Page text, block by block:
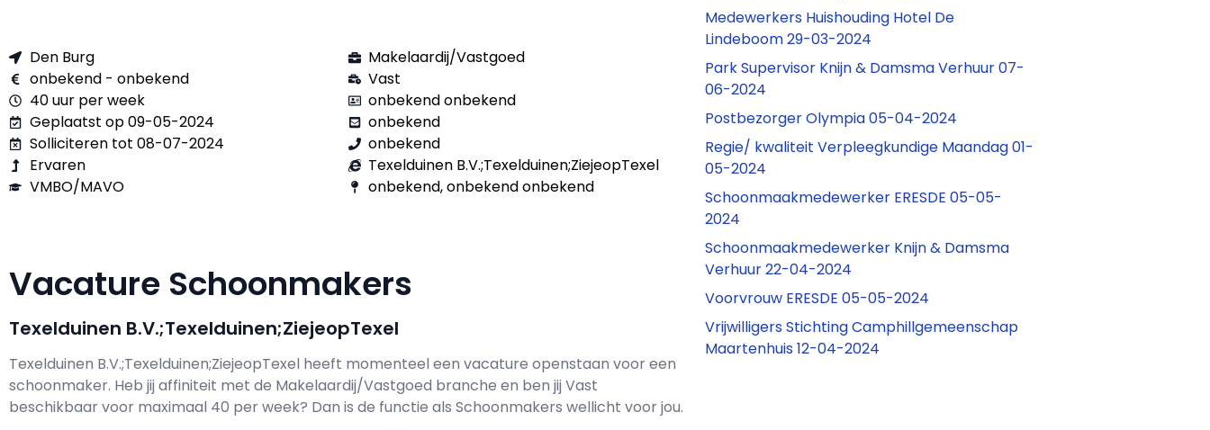
Den Burg
onbekend - onbekend
40 uur per week
Geplaatst op 09-05-2024
Solliciteren tot 08-07-2024
Ervaren
VMBO/MAVO
Makelaardij/Vastgoed
Vast
onbekend onbekend
onbekend
onbekend
Texelduinen B.V.;Texelduinen;ZiejeopTexel
onbekend, onbekend onbekend
Vacature Schoonmakers
Texelduinen B.V.;Texelduinen;ZiejeopTexel
Texelduinen B.V.;Texelduinen;ZiejeopTexel heeft momenteel een vacature openstaan voor een
schoonmaker. Heb jij affiniteit met de Makelaardij/Vastgoed branche en ben jij Vast
beschikbaar voor maximaal 40 per week? Dan is de functie als Schoonmakers wellicht voor jou.
Medewerkers Huishouding Hotel De
Lindeboom 29-03-2024
Park Supervisor Knijn & Damsma Verhuur 07-
06-2024
Postbezorger Olympia 05-04-2024
Regie/ kwaliteit Verpleegkundige Maandag 01-
05-2024
Schoonmaakmedewerker ERESDE 05-05-
2024
Schoonmaakmedewerker Knijn & Damsma
Verhuur 22-04-2024
Voorvrouw ERESDE 05-05-2024
Vrijwilligers Stichting Camphillgemeenschap
Maartenhuis 12-04-2024